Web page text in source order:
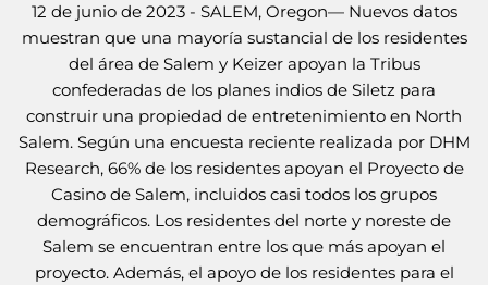
12 de junio de 2023 - SALEM, Oregon— Nuevos datos
muestran que una mayoría sustancial de los residentes
del área de Salem y Keizer apoyan la Tribus
confederadas de los planes indios de Siletz para
construir una propiedad de entretenimiento en North
Salem. Según una encuesta reciente realizada por DHM
Research, 66% de los residentes apoyan el Proyecto de
Casino de Salem, incluidos casi todos los grupos
demográficos. Los residentes del norte y noreste de
Salem se encuentran entre los que más apoyan el
proyecto. Además, el apoyo de los residentes para el